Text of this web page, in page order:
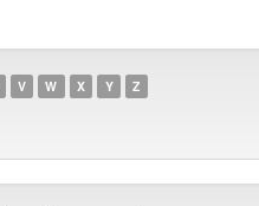
V W X Y Z